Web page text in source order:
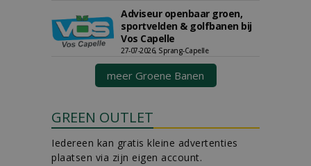
Adviseur openbaar groen,
sportvelden & golfbanen bij
Vos Capelle
27-07-2026, Sprang-Capelle
meer Groene Banen
GREEN OUTLET
Iedereen kan gratis kleine advertenties
plaatsen via zijn eigen account.